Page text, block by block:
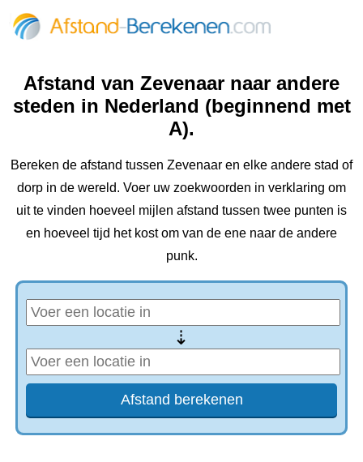
Afstand van Zevenaar naar andere
steden in Nederland (beginnend met
A).
Bereken de afstand tussen Zevenaar en elke andere stad of
dorp in de wereld. Voer uw zoekwoorden in verklaring om
uit te vinden hoeveel mijlen afstand tussen twee punten is
en hoeveel tijd het kost om van de ene naar de andere
punk.
⇢